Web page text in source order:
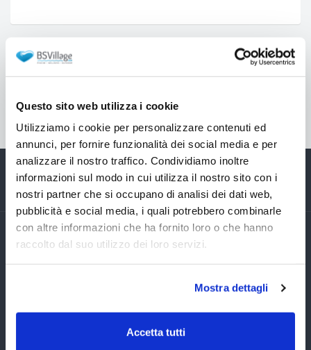
Questo sito web utilizza i cookie
Utilizziamo i cookie per personalizzare contenuti ed
annunci, per fornire funzionalità dei social media e per
analizzare il nostro traffico. Condividiamo inoltre
informazioni sul modo in cui utilizza il nostro sito con i
nostri partner che si occupano di analisi dei dati web,
pubblicità e social media, i quali potrebbero combinarle
con altre informazioni che ha fornito loro o che hanno
raccolto dal suo utilizzo dei loro servizi.
Mostra dettagli
Accetta tutti
Torna in: Accessori e ricambi per pompe e filtri a
Esplora le nostre categorie di
Piscine fuori terra
Vasche SPA
Idromassaggio,